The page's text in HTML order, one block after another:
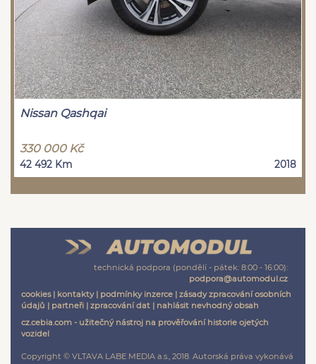
Nissan Qashqai
330 000 Kč
42 492 Km 2018
technická podpora (pondělí - pátek: 8:00 - 16:00):
podpora@automodul.cz
cookies| kontakty| podmínky inzerce | zásady zpracování osobních
údajů | partneři | zpracování dat | nahlásit nevhodný obsah
cz.cebia.com - užitečný nástroj na prověřování historie ojetých
vozidel
Copyright © VLTAVA LABE MEDIA a.s., 2018. Autorská práva vykonává